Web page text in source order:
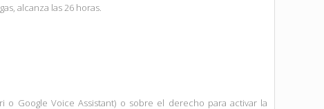
alcanza las 26 horas.
Google Voice Assistant) o sobre el derecho para activar la